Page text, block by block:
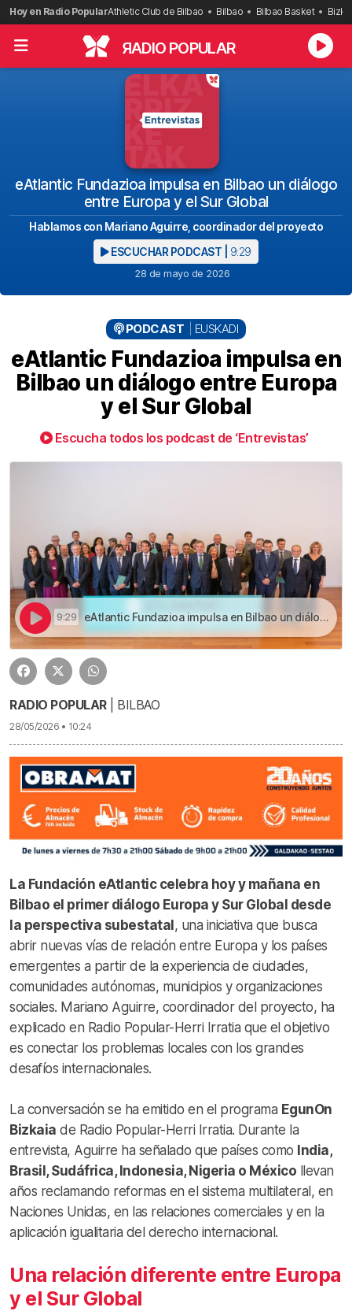
Saltar
al
contenido
Hoy en Radio PopularAthletic Club de Bilbao Bilbao Bilbao Basket
RADIO POPULAR
eAtlantic Fundazioa impulsa en Bilbao un diálogo
entre Europa y el Sur Global
Hablamos con Mariano Aguirre, coordinador del proyecto
ESCUCHAR PODCAST | 9:29
28 de mayo de 2026
PODCAST EUSKADI
eAtlantic Fundazioa impulsa en
Bilbao un diálogo entre Europa
y el Sur Global
Escucha todos los podcast de ‘Entrevistas’
9:29 eAtlantic Fundazioa impulsa en Bilbao un diálogo entre Europa y el Sur Global | eAtlantic Fundazioa impulsa en Bilbao un diálogo entre Europa y el Sur Global
RADIO POPULAR| BILBAO
28/05/2026 • 10:24
La Fundación eAtlantic celebra hoy y mañana en
Bilbao el primer diálogo Europa y Sur Global desde
la perspectiva subestatal, una iniciativa que busca
abrir nuevas vías de relación entre Europa y los países
emergentes a partir de la experiencia de ciudades,
comunidades autónomas, municipios y organizaciones
sociales. Mariano Aguirre, coordinador del proyecto, ha
explicado en Radio Popular-Herri Irratia que el objetivo
es conectar los problemas locales con los grandes
desafíos internacionales.
La conversación se ha emitido en el programa EgunOn
Bizkaia de Radio Popular-Herri Irratia. Durante la
entrevista, Aguirre ha señalado que países como India,
Brasil, Sudáfrica, Indonesia, Nigeria o México llevan
años reclamando reformas en el sistema multilateral, en
Naciones Unidas, en las relaciones comerciales y en la
aplicación igualitaria del derecho internacional.
Una relación diferente entre Europa
y el Sur Global